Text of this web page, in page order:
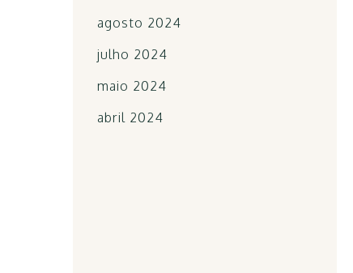
agosto 2024
julho 2024
maio 2024
abril 2024